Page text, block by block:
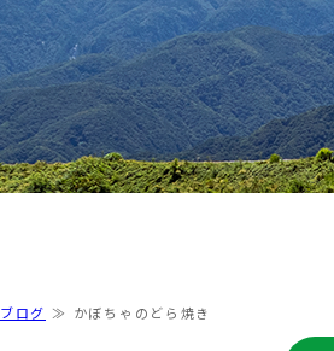
ブログ かぼちゃのどら焼き